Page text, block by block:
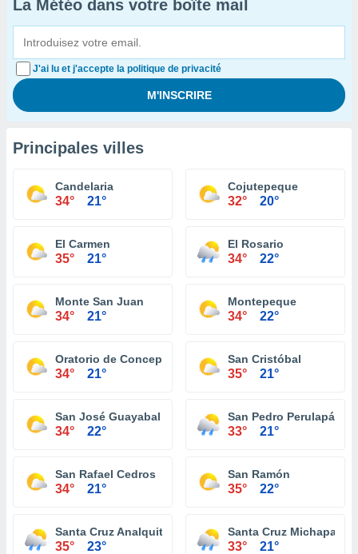
La Météo dans votre boîte mail
J'ai lu et j'accepte la politique de privacité
Principales villes
Candelaria
34° 21°
Cojutepeque
32° 20°
El Carmen
35° 21°
El Rosario
34° 22°
Monte San Juan
34° 21°
Montepeque
34° 22°
Oratorio de Concepción
34° 21°
San Cristóbal
35° 21°
San José Guayabal
34° 22°
San Pedro Perulapán
33° 21°
San Rafael Cedros
34° 21°
San Ramón
35° 22°
Santa Cruz Analquito
35° 23°
Santa Cruz Michapa
33° 21°